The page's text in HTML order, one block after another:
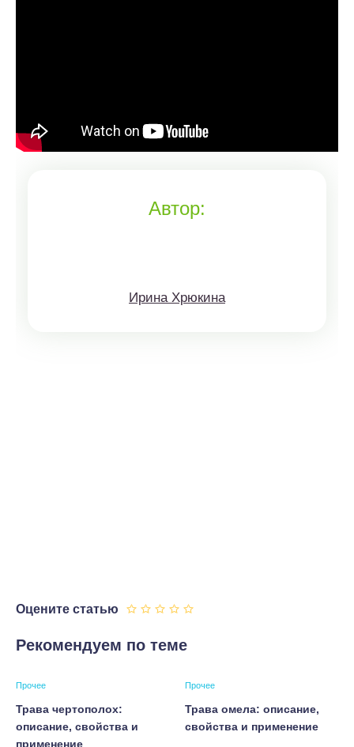
Автор:
Ирина Хрюкина
Оцените статью
Рекомендуем по теме
Прочее
Трава чертополох:
описание, свойства и
применение
Прочее
Трава омела: описание,
свойства и применение